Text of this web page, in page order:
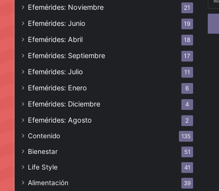
Efemérides: Noviembre 21
Efemérides: Junio 19
Efemérides: Abril 18
Efemérides: Septiembre 17
Efemérides: Julio 11
Efemérides: Enero 6
Efemérides: Diciembre 4
Efemérides: Agosto 2
Contenido 135
Bienestar 51
Life Style 41
Alimentación 39
tu